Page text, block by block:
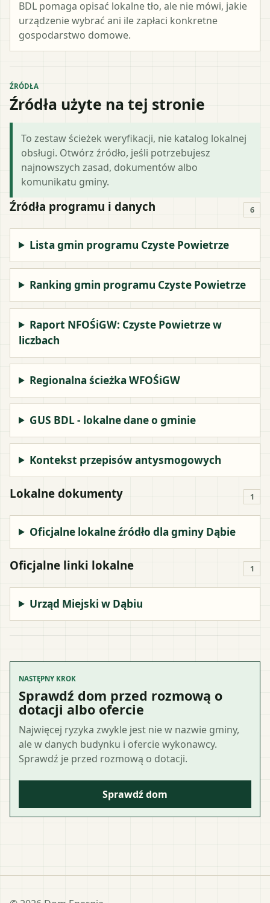
BDL pomaga opisać lokalne tło, ale nie mówi, jakie
urządzenie wybrać ani ile zapłaci konkretne
gospodarstwo domowe.
ŹRÓDŁA
Źródła użyte na tej stronie
To zestaw ścieżek weryfikacji, nie katalog lokalnej
obsługi. Otwórz źródło, jeśli potrzebujesz
najnowszych zasad, dokumentów albo
komunikatu gminy.
Źródła programu i danych 6
Lista gmin programu Czyste Powietrze
Ranking gmin programu Czyste Powietrze
Raport NFOŚiGW: Czyste Powietrze w
liczbach
Regionalna ścieżka WFOŚiGW
GUS BDL - lokalne dane o gminie
Kontekst przepisów antysmogowych
Lokalne dokumenty 1
Oficjalne lokalne źródło dla gminy Dąbie
Oficjalne linki lokalne 1
Urząd Miejski w Dąbiu
NASTĘPNY KROK
Sprawdź dom przed rozmową o
dotacji albo ofercie
Najwięcej ryzyka zwykle jest nie w nazwie gminy,
ale w danych budynku i ofercie wykonawcy.
Sprawdź je przed rozmową o dotacji.
Sprawdź dom